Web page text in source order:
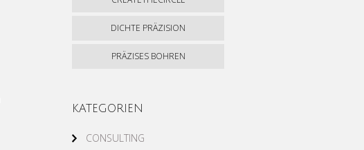
DICHTE PRÄZISION
PRÄZISES BOHREN
KATEGORIEN
CONSULTING